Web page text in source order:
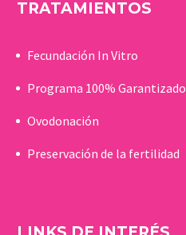
TRATAMIENTOS
Fecundación In Vitro
Programa 100% Garantizado
Ovodonación
Preservación de la fertilidad